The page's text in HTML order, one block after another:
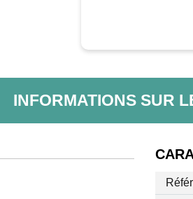
INFORMATIONS SUR